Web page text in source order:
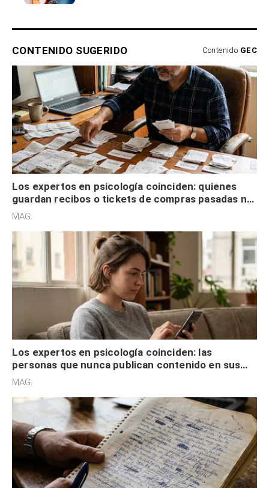
CONTENIDO SUGERIDO Contenido GEC
Los expertos en psicología coinciden: quienes
guardan recibos o tickets de compras pasadas no
son acumuladores, sino que tienen necesidad de
MAG.
Los expertos en psicología coinciden: las
personas que nunca publican contenido en sus
redes sociales no pretenden buscar validación
MAG.